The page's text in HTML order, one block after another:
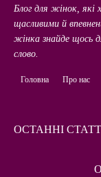
Блог для жінок, які
щасливими й
жінка знайде щось
слово.
Головна Про нас
ОСТАННІ